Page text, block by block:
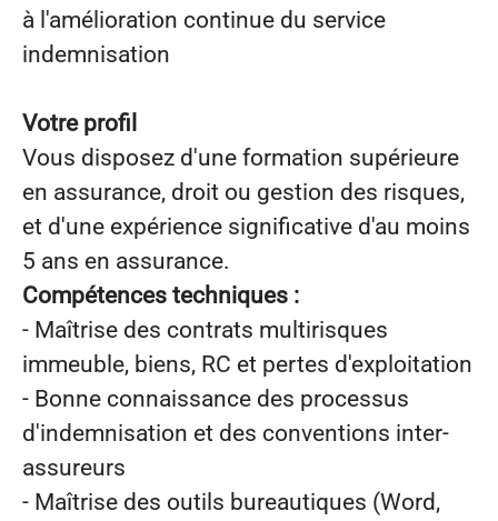
à l'amélioration continue du service
indemnisation
Votre profil
Vous disposez d'une formation supérieure
en assurance, droit ou gestion des risques,
et d'une expérience significative d'au moins
5 ans en assurance.
Compétences techniques :
- Maîtrise des contrats multirisques
immeuble, biens, RC et pertes d'exploitation
- Bonne connaissance des processus
d'indemnisation et des conventions inter-
assureurs
- Maîtrise des outils bureautiques (Word,